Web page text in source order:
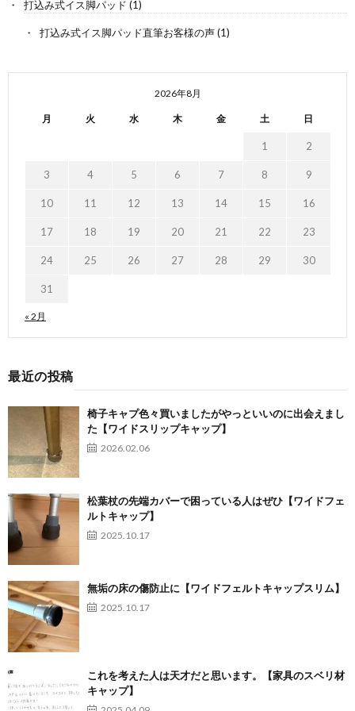
打込み式イス脚パッド (1)
打込み式イス脚パッド直筆お客様の声(1)
2026年8月
月 火 水 木 金 土 日
« 2月
1 2
3 4 5 6 7 8 9
10 11 12 13 14 15 16
17 18 19 20 21 22 23
24 25 26 27 28 29 30
31
最近の投稿
椅子キャプ色々買いましたがやっといいのに出会えまし
た【ワイドスリップキャップ】
2026.02.06
松葉杖の先端カバーで困っている人はぜひ【ワイドフェ
ルトキャップ】
2025.10.17
無垢の床の傷防止に【ワイドフェルトキャップスリム】
2025.10.17
これを考えた人は天才だと思います。【家具のスベリ材
キャップ】